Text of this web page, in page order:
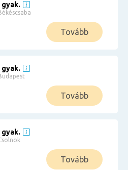
gyak.
Tovább
gyak.
Tovább
gyak.
Tovább